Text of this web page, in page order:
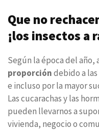
Que no
¡los insectos a
Según la época del año,
proporcióndebido a
e incluso por la mayor
Las cucarachas y las
pueden llevarnos a
vivienda, negocio o